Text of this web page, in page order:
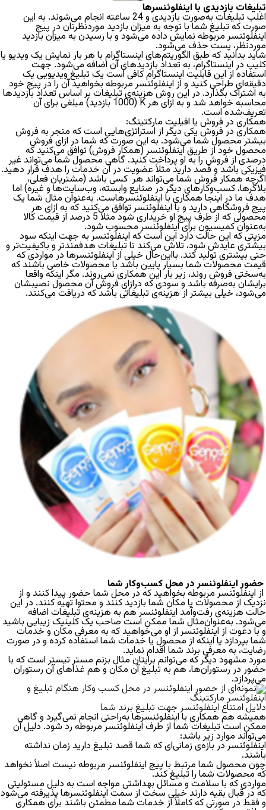
تبلیغات بازدیدی با اینفلوئنسرها
اغلب تبلیغات به‌صورت بازدیدی و 24 ساعته انجام می‌شوند. به این
صورت که تبلیغ شما با توجه به میزان بازدید موردنظرتان در پیج
اینفلوئنسر مربوطه نمایش داده می‌شود و با رسیدن به میزان بازدید
موردنظر، پست حذف می‌شود.
شاید بدانید که طبق الگوریتم‌های اینستاگرام با هر بار نمایش یک ویدیو یا
کلیپ در اینستاگرام، به تعداد بازدیدهای آن اضافه می‌شود. جهت
استفاده از این قابلیت اینستاگرام کافی است یک تبلیغ ویدیویی یک‌
دقیقه‌ای طراحی کنید و از اینفلوئنسر مربوطه بخواهید آن را در پیج خود
به اشتراک بگذارد. در این روش هزینه‌ی تبلیغات بر اساس تعداد بازدیدها
محاسبه خواهد شد و به ازای هر K (1000 بازدید) مبلغی برای آن
تعریف‌شده است.
همکاری در فروش یا افیلیت مارکتینگ:
همکاری در فروش یکی دیگر از استراتژی‌هایی است که منجر به فروش
بیشتر محصول شما می‌شود. به این صورت که شما در ازای فروش
محصول خود از طریق اینفلوئنسر (همکار فروش) توافق می‌کنید که
درصدی از فروش را به او پرداخت کنید. گاهی محصول شما می‌تواند غیر
فیزیکی باشد و قصد دارید مثلاً عضویت در آن خدمات را هدف قرار دهید.
اگرچه همکار فروش شما می‌تواند هر کسی باشد (مشتریان فعلی،
بلاگرها، کسب‌وکارهای دیگر در صنایع وابسته، وب‌سایت‌ها و غیره) اما
هدف ما در اینجا همکاری با اینفلوئنسرهاست. به‌عنوان ‌مثال شما یک
پیج فروشگاهی دارید و با اینفلوئنسر توافق می‌کنید که به ازای هر
محصولی که از طرف پیج او خریداری شود مثلا 5 درصد از قیمت کالا
به‌عنوان کمیسیون برای اینفلوئنسر محسوب شود.
مزیتی که این حالت دارد این است که اینفلوئنسر به جهت اینکه سود
بیشتری عایدش شود، تلاش می‌کند تا تبلیغات هدفمندتر و باکیفیت‌تر و
حتی بیشتری تولید کند. بااین‌حال خیلی از اینفلوئنسرها در مواردی که
قیمت محصولات شما بسیار پایین باشد یا محصولات خاصی باشند که
به‌سختی فروش روند، زیر بار این همکاری نمی‌روند. مگر اینکه واقعا
برایشان به‌صرفه باشد و سودی که درازای فروش آن محصول نصیبشان
می‌شود، خیلی بیشتر از هزینه‌ی تبلیغاتی باشد که دریافت می‌کنند.
حضور اینفلوئنسر در محل کسب‌وکار شما
از اینفلوئنسر مربوطه بخواهید که در محل شما حضور پیدا کنند و از
نزدیک از محصولات یا مکان شما بازدید کنند و محتوا تهیه کنند. در این
حالت هزینه‌ی رفت‌وآمد اینفلوئنسر هم به هزینه‌ی تبلیغات اضافه
می‌شود. به‌عنوان‌مثال شما ممکن است صاحب یک کلینیک زیبایی باشید
و با دعوت از اینفلوئنسر از او می‌خواهید که به معرفی مکان و خدمات
شما بپردازد یا اینکه از محصول یا خدمات شما استفاده کرده و در صورت
رضایت، به معرفی برند شما اقدام نماید.
مورد مشهود دیگر که می‌توانم برایتان مثال بزنم مستر تیستر است که با
حضور در رستوران‌ها، هم به تبلیغ آن مکان و هم غذاهای آن رستوران
می‌پردازد.
دلایل امتناع اینفلوئنسر جهت تبلیغ برند شما
همیشه هم همکاری با اینفلوئنسرها به‌راحتی انجام نمی‌گیرد و گاهی
ممکن است تبلیغات شما از طرف اینفلوئنسر مربوطه رد شود. دلیل آن
می‌تواند موارد زیر باشد:
اینفلوئنسر در بازه‌ی زمانی‌ای که شما قصد تبلیغ دارید زمان نداشته
باشند.
چون محصول شما مرتبط با پیج اینفلوئنسر مربوطه نیست اصلاً نخواهد
که محصولات شما را تبلیغ کند.
مواردی که با سلامت و مسائل بهداشتی مواجه است به دلیل مسئولیتی
که در قبال بقیه دارند خیلی سخت از سمت اینفلوئنسرها پذیرفته می‌شود
و فقط در صورتی‌ که کاملاً از خدمات شما مطمئن باشند برای همکاری